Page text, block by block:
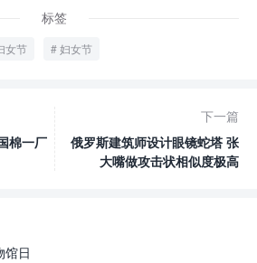
标签
女节 妇女节
棉一厂
下一篇
俄罗斯建筑师设计眼镜蛇塔 张
大嘴做攻击状相似度极高
馆日